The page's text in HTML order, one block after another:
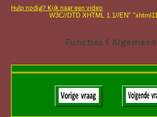
Hulp nodig? Kijk naar een video
W3C//DTD XHTML 1.1//EN"
Functies (